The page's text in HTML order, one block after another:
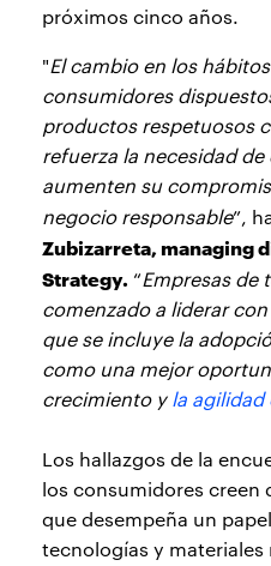
próximos cinco años.
"El cambio en los
consumidores
productos respetuosos
refuerza la necesidad
aumenten su
negocio responsable”,
Zubizarreta, managing
Strategy. “Empresas de
comenzado a liderar
que se incluye la
como una mejor
crecimiento yla
Los hallazgos de la
los consumidores creen
que desempeña un
tecnologías y